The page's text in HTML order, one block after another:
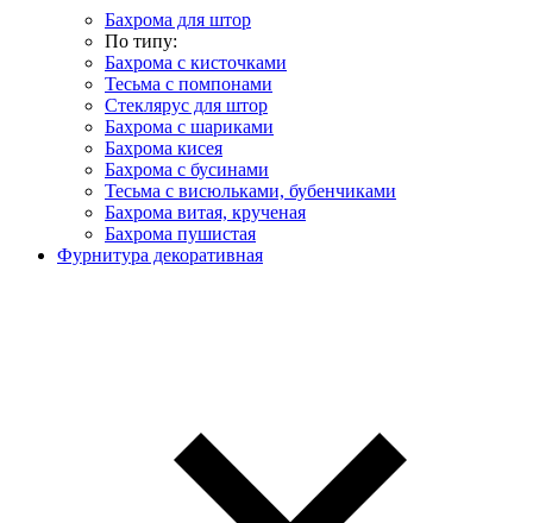
Бахрома для штор
По типу:
Бахрома с кисточками
Тесьма с помпонами
Стеклярус для штор
Бахрома с шариками
Бахрома кисея
Бахрома с бусинами
Тесьма с висюльками, бубенчиками
Бахрома витая, крученая
Бахрома пушистая
Фурнитура декоративная